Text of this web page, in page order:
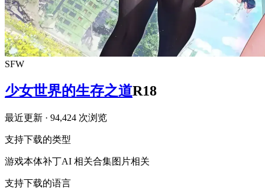
SFW
少女世界的生存之道R18
最近更新 · 94,424 次浏览
支持下载的类型
游戏本体补丁AI 相关合集图片相关
支持下载的语言